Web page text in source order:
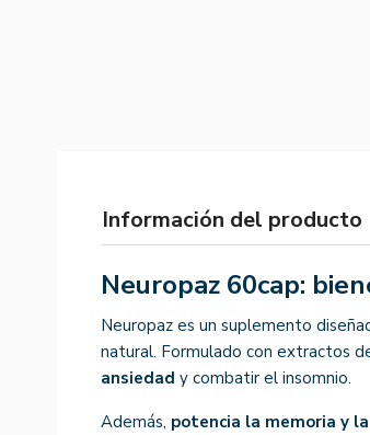
Información del producto
Neuropaz 60cap:
Neuropaz es un suplemento
natural. Formulado con extractos
ansiedad y combatir el insomnio.
Además, potencia la memoria y